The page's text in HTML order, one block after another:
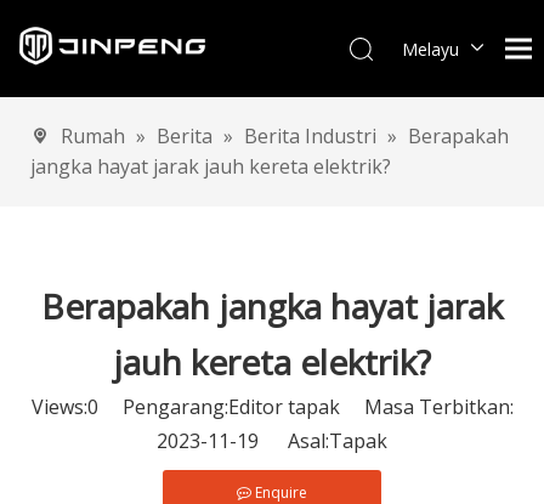
Melayu
Français
Italiano
Rumah » Berita » Berita Industri » Berapakah
jangka hayat jarak jauh kereta elektrik?
Berapakah jangka hayat jarak
jauh kereta elektrik?
Views:0 Pengarang:Editor tapak Masa Terbitkan:
2023-11-19 Asal:Tapak
Enquire